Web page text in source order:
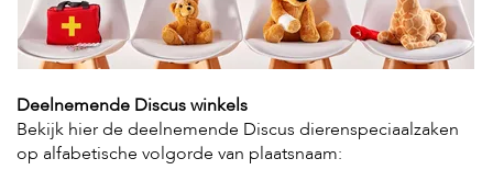
V
o
g
e
l
s
V
Deelnemende Discus winkels
Bekijk hier de deelnemende Discus dierenspeciaalzaken
op alfabetische volgorde van plaatsnaam: